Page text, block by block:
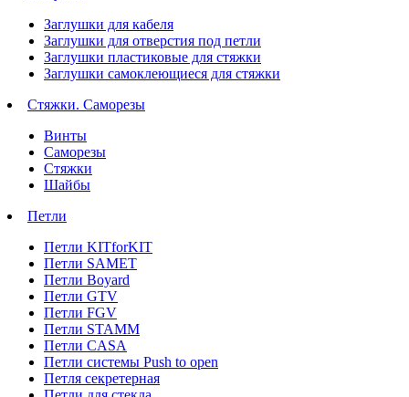
Заглушки для кабеля
Заглушки для отверстия под петли
Заглушки пластиковые для стяжки
Заглушки самоклеющиеся для стяжки
Стяжки. Саморезы
Винты
Саморезы
Стяжки
Шайбы
Петли
Петли KITforKIT
Петли SAMET
Петли Boyard
Петли GTV
Петли FGV
Петли STAMM
Петли CASA
Петли системы Push to open
Петля секретерная